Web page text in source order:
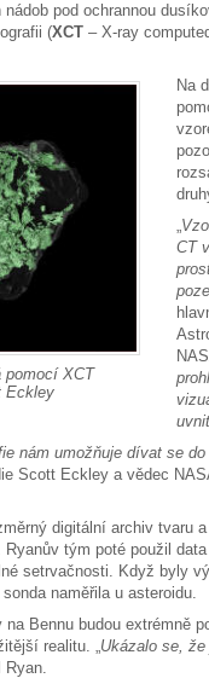
pod ochrannou
(XCT – X-ray
pomocí XCT
Eckley
Na
„
CT
nám umožňuje dívat se
Scott Eckley a vědec
digitální archiv tvaru
Ryanův tým poté použil
setrvačnosti. Když byly
naměřila u asteroidu.
Bennu budou extrémně
realitu. „Ukázalo se,
Ryan.